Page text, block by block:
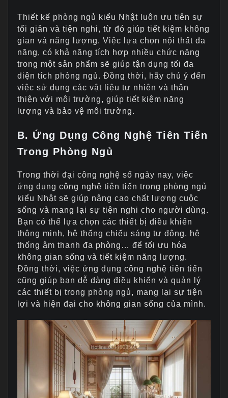
Thiết kế phòng ngủ kiểu Nhật luôn ưu tiên sự
tối giản và tiện nghi, từ đó giúp tiết kiệm không
gian và năng lượng. Việc lựa chọn nội thất đa
năng, có khả năng tích hợp nhiều chức năng
trong một sản phẩm sẽ giúp tận dụng tối đa
diện tích phòng ngủ. Đồng thời, hãy chú ý đến
việc sử dụng các vật liệu tự nhiên và thân
thiện với môi trường, giúp tiết kiệm năng
lượng và bảo vệ môi trường.
B. Ứng Dụng Công Nghệ Tiên Tiến
Trong Phòng Ngủ
Trong thời đại công nghệ số ngày nay, việc
ứng dụng công nghệ tiên tiến trong phòng ngủ
kiểu Nhật sẽ giúp nâng cao chất lượng cuộc
sống và mang lại sự tiện nghi cho người dùng.
Bạn có thể lựa chọn các thiết bị điều khiển
thông minh, hệ thống chiếu sáng tự động, hệ
thống âm thanh đa phòng… để tối ưu hóa
không gian sống và tiết kiệm năng lượng.
Đồng thời, việc ứng dụng công nghệ tiên tiến
cũng giúp bạn dễ dàng điều khiển và quản lý
các thiết bị trong phòng ngủ, mang lại sự tiện
lợi và hiện đại cho không gian sống của mình.